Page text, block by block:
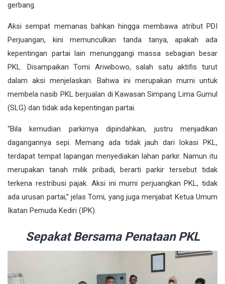
gerbang.
Aksi sempat memanas bahkan hingga membawa atribut PDI
Perjuangan, kini memunculkan tanda tanya, apakah ada
kepentingan partai lain menunggangi massa sebagian besar
PKL. Disampaikan Tomi Ariwibowo, salah satu aktifis turut
dalam aksi menjelaskan. Bahwa ini merupakan murni untuk
membela nasib PKL berjualan di Kawasan Simpang Lima Gumul
(SLG) dan tidak ada kepentingan partai.
“Bila kemudian parkirnya dipindahkan, justru menjadikan
dagangannya sepi. Memang ada tidak jauh dari lokasi PKL,
terdapat tempat lapangan menyediakan lahan parkir. Namun itu
merupakan tanah milik pribadi, berarti parkir tersebut tidak
terkena restribusi pajak. Aksi ini murni perjuangkan PKL, tidak
ada urusan partai,” jelas Tomi, yang juga menjabat Ketua Umum
Ikatan Pemuda Kediri (IPK).
Sepakat Bersama Penataan PKL